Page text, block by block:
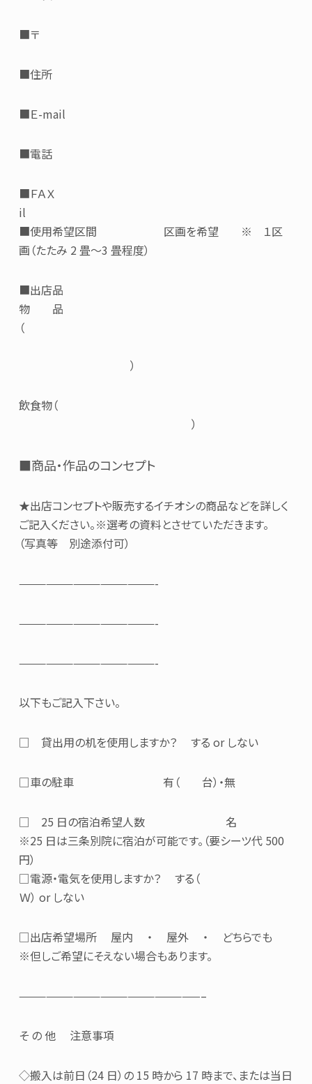
■〒
■住所
■Ｅ-mail
■電話
■ＦＡＸ
il
■使用希望区間 区画を希望 ※ １区
画（たたみ 2 畳～3 畳程度）
■出店品
物 品
（
）
飲食物（
）
■商品・作品のコンセプト
★出店コンセプトや販売するイチオシの商品などを詳しく
ご記入ください。※選考の資料とさせていただきます。
（写真等 別途添付可）
———————————————-
———————————————-
———————————————-
以下もご記入下さい。
□ 貸出用の机を使用しますか？ する or しない
□車の駐車 有（ 台）・無
□ 25 日の宿泊希望人数 名
※25 日は三条別院に宿泊が可能です。（要シーツ代 500
円）
□電源・電気を使用しますか？ する（
Ｗ） or しない
□出店希望場所 屋内 ・ 屋外 ・ どちらでも
※但しご希望にそえない場合もあります。
————————————————————–
そ の 他 注意事項
◇搬入は前日（24 日）の 15 時から 17 時まで、または当日